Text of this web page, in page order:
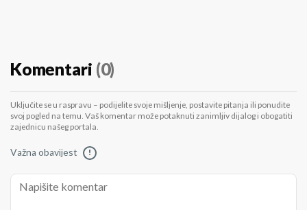
Komentari (0)
Uključite se u raspravu – podijelite svoje mišljenje, postavite pitanja ili ponudite
svoj pogled na temu. Vaš komentar može potaknuti zanimljiv dijalog i obogatiti
zajednicu našeg portala.
Važna obavijest !